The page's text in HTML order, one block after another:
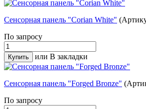
Сенсорная панель "Corian White"
По запросу
или В закладки
Сенсорная панель "Forged Bronze"
По запросу